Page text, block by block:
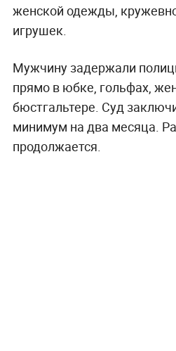
женской одежды,
игрушек.
Мужчину задержали
прямо в юбке, гольфах,
бюстгальтере. Суд
минимум на два месяца.
продолжается.